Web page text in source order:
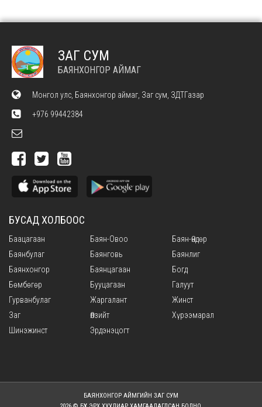
ЗАГ СУМ
БАЯНХОНГОР АЙМАГ
Монгол улс, Баянхонгор аймаг, Заг сум, ЗДТГазар
+976 99442384
БУСАД ХОЛБООС
Баацагаан Баян-Овоо
Баян-Өндөр
Баянбулаг
Баянговь
Баянлиг
Баянхонгор
Баянцагаан
Богд
Бөмбөгөр
Бууцагаан
Галуут
Гурванбулаг
Жаргалант
Жинст
Заг
Өлзийт
Хүрээмарал
Шинэжинст
Эрдэнэцогт
БАЯНХОНГОР АЙМГИЙН ЗАГ СУМ